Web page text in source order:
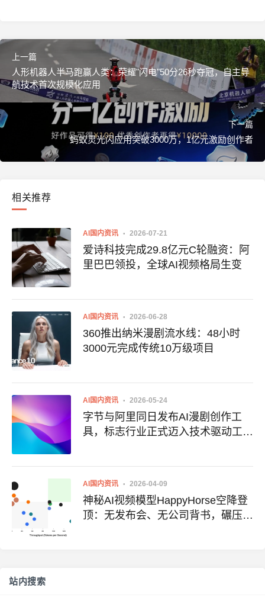
上一篇
人形机器人半马跑赢人类：荣耀"闪电"50分26秒夺冠，自主导
航技术首次规模化应用
下一篇
蚂蚁灵光闪应用突破3000万，1亿元激励创作者
相关推荐
AI国内资讯 2026-07-21
爱诗科技完成29.8亿元C轮融资：阿
里巴巴领投，全球AI视频格局生变
AI国内资讯 2026-06-28
360推出纳米漫剧流水线：48小时
3000元完成传统10万级项目
AI国内资讯 2026-05-24
字节与阿里同日发布AI漫剧创作工
具，标志行业正式迈入技术驱动工业
AI国内资讯 2026-04-09
神秘AI视频模型HappyHorse空降登
顶：无发布会、无公司背书，碾压
站内搜索